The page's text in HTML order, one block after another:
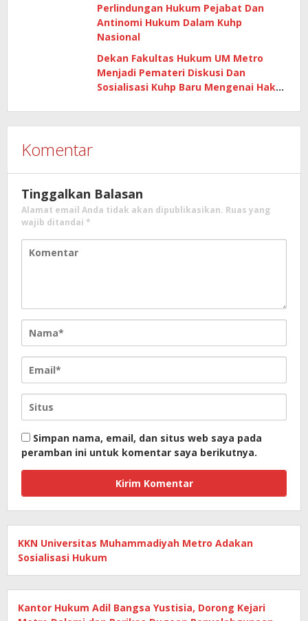
Perlindungan Hukum Pejabat Dan
Antinomi Hukum Dalam Kuhp
Nasional
Dekan Fakultas Hukum UM Metro
Menjadi Pemateri Diskusi Dan
Sosialisasi Kuhp Baru Mengenai Hak
Komentar
Tinggalkan Balasan
Alamat email Anda tidak akan dipublikasikan. Ruas yang
wajib ditandai *
Simpan nama, email, dan situs web saya pada
peramban ini untuk komentar saya berikutnya.
KKN Universitas Muhammadiyah Metro Adakan
Sosialisasi Hukum
Kantor Hukum Adil Bangsa Yustisia, Dorong Kejari